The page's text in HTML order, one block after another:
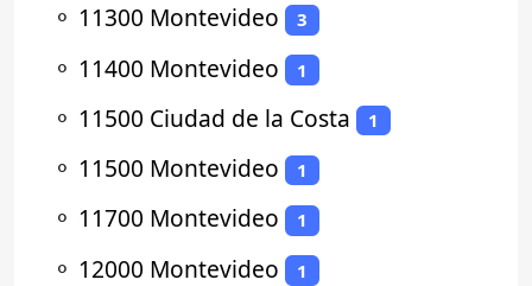
⚬ 11300 Montevideo 3
⚬ 11400 Montevideo 1
⚬ 11500 Ciudad de la Costa 1
⚬ 11500 Montevideo 1
⚬ 11700 Montevideo 1
⚬ 12000 Montevideo 1